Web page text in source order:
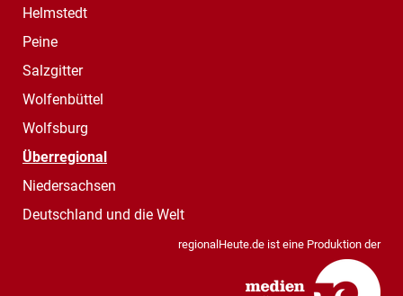
Helmstedt
Peine
Salzgitter
Wolfenbüttel
Wolfsburg
Überregional
Niedersachsen
Deutschland und die Welt
regionalHeute.de ist eine Produktion der